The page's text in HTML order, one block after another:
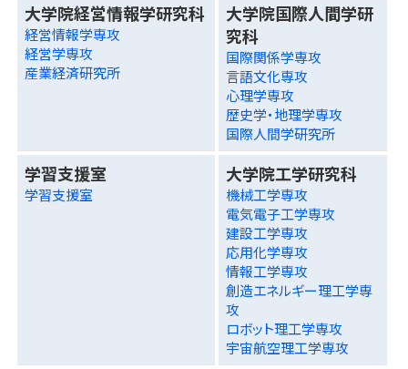
大学院経営情報学研究科
経営情報学専攻
経営学専攻
産業経済研究所
大学院国際人間学研
究科
国際関係学専攻
言語文化専攻
心理学専攻
歴史学・地理学専攻
国際人間学研究所
学習支援室
学習支援室
大学院工学研究科
機械工学専攻
電気電子工学専攻
建設工学専攻
応用化学専攻
情報工学専攻
創造エネルギー理工学専
攻
ロボット理工学専攻
宇宙航空理工学専攻